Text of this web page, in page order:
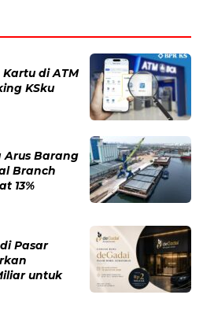
di ATM
KSku
Arus Barang
Branch
13%
Pasar
untuk